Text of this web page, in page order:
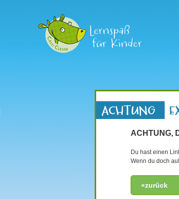
ACHTUNG,
Du hast einen
Wenn du doch
«zurück